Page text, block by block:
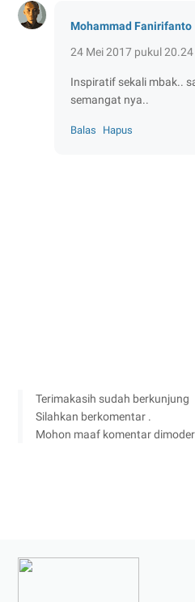
Mohammad Fanirifanto
24 Mei 2017 pukul 20.24
Inspiratif sekali mbak..
semangat nya..
Balas Hapus
Terimakasih sudah berkunjung
Silahkan berkomentar .
Mohon maaf komentar